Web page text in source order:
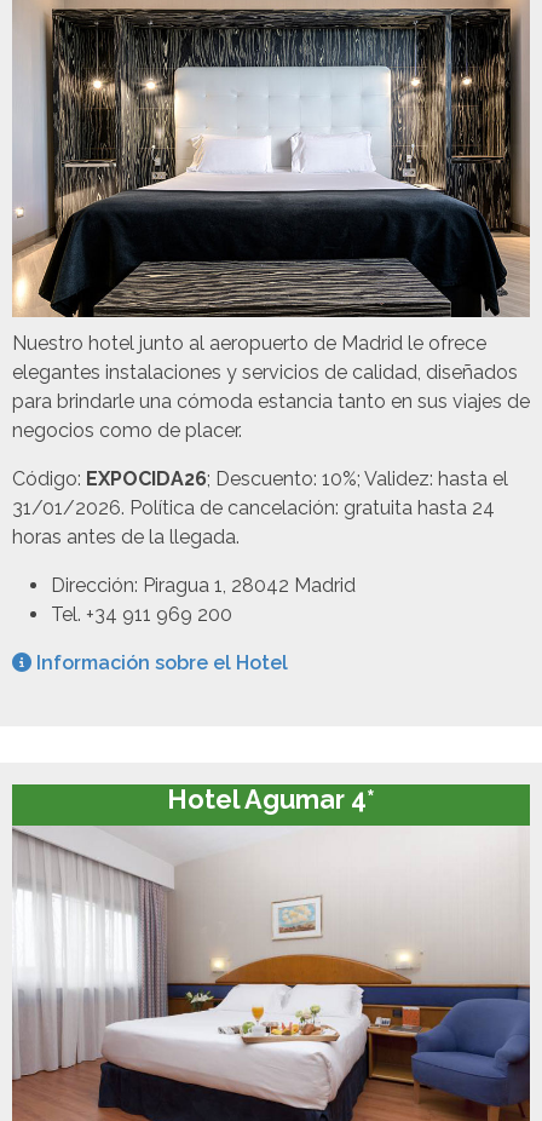
Nuestro hotel junto al aeropuerto de Madrid le ofrece
elegantes instalaciones y servicios de calidad, diseñados
para brindarle una cómoda estancia tanto en sus viajes de
negocios como de placer.
Código: EXPOCIDA26; Descuento: 10%; Validez: hasta el
31/01/2026. Política de cancelación: gratuita hasta 24
horas antes de la llegada.
Dirección: Piragua 1, 28042 Madrid
Tel. +34 911 969 200
Información sobre el Hotel
Hotel Agumar 4*